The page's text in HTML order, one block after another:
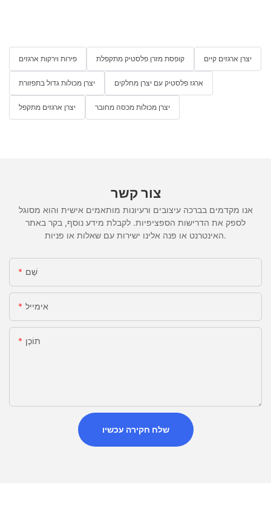
פירות וירקות ארגזים קופסת מזרן פלסטיק מתקפלת יצרן ארגזים קיים
יצרן מכולות גדול בתפזורת ארגז פלסטיק עם יצרן מחלקים
יצרן ארגזים מתקפל יצרן מכולות מכסה מחובר
צור קשר
אנו מקדמים בברכה עיצובים ורעיונות מותאמים אישית והוא מסוגל
לספק את הדרישות הספציפיות. לקבלת מידע נוסף, בקר באתר
האינטרנט או פנה אלינו ישירות עם שאלות או פניות.
שֵׁם
אימייל
תוֹכֶן
שלח חקירה עכשיו